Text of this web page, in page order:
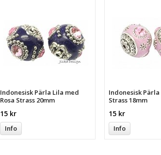
Indonesisk Pärla Lila med
Rosa Strass 20mm
15 kr
Info
Indonesisk Pärla
Strass 18mm
15 kr
Info